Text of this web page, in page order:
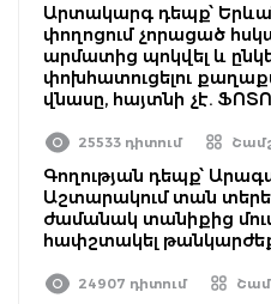
Արտակարգ դեպք՝
փողոցում չորացած
արմատից պոկվել և
փոխհատուցելու
վնասը, հայտնի չէ.
25533 դիտում
Գողության դեպք՝
Աշտարակում տան
ժամանակ տանիքից
հափշտակել թանկարժեք
24907 դիտում